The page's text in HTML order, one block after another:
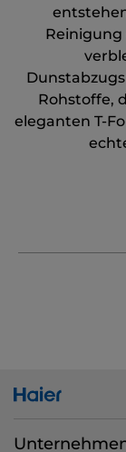
Rohstoffe,
eleganten T-